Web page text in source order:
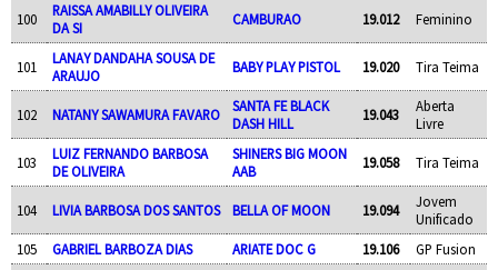
100
RAISSA AMABILLY OLIVEIRA
DA SI
CAMBURAO 19.012 Feminino
101
LANAY DANDAHA SOUSA DE
ARAUJO
BABY PLAY PISTOL 19.020 Tira Teima
102 NATANY SAWAMURA FAVARO
SANTA FE BLACK
DASH HILL
19.043
Aberta
Livre
103
LUIZ FERNANDO BARBOSA
DE OLIVEIRA
SHINERS BIG MOON
AAB
19.058 Tira Teima
104 LIVIA BARBOSA DOS SANTOS BELLA OF MOON 19.094
Jovem
Unificado
105
GABRIEL BARBOZA DIAS ARIATE DOC G 19.106 GP Fusion